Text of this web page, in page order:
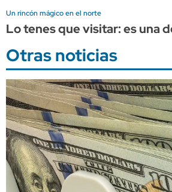
Un rincón mágico en el norte
Lo tenes que visitar: es una
Otras noticias